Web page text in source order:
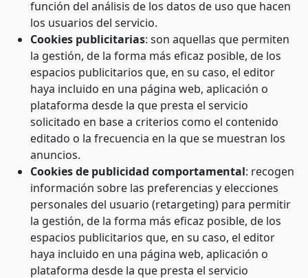
función del análisis de los datos de uso que hacen
los usuarios del servicio.
Cookies publicitarias: son aquellas que permiten
la gestión, de la forma más eficaz posible, de los
espacios publicitarios que, en su caso, el editor
haya incluido en una página web, aplicación o
plataforma desde la que presta el servicio
solicitado en base a criterios como el contenido
editado o la frecuencia en la que se muestran los
anuncios.
Cookies de publicidad comportamental: recogen
información sobre las preferencias y elecciones
personales del usuario (retargeting) para permitir
la gestión, de la forma más eficaz posible, de los
espacios publicitarios que, en su caso, el editor
haya incluido en una página web, aplicación o
plataforma desde la que presta el servicio